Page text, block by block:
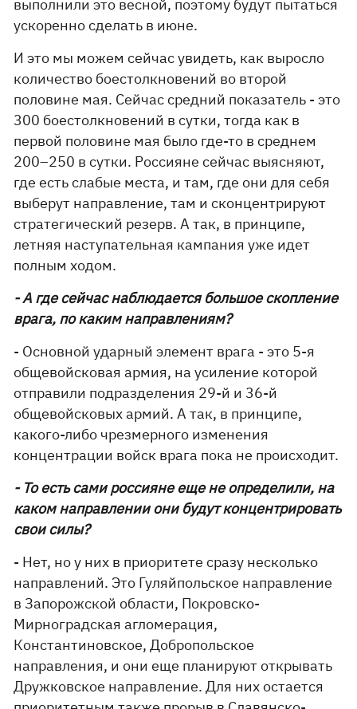
выполнили это весной, поэтому будут пытаться
ускоренно сделать в июне.
И это мы можем сейчас увидеть, как выросло
количество боестолкновений во второй
половине мая. Сейчас средний показатель - это
300 боестолкновений в сутки, тогда как в
первой половине мая было где-то в среднем
200–250 в сутки. Россияне сейчас выясняют,
где есть слабые места, и там, где они для себя
выберут направление, там и сконцентрируют
стратегический резерв. А так, в принципе,
летняя наступательная кампания уже идет
полным ходом.
- А где сейчас наблюдается большое скопление
врага, по каким направлениям?
- Основной ударный элемент врага - это 5-я
общевойсковая армия, на усиление которой
отправили подразделения 29-й и 36-й
общевойсковых армий. А так, в принципе,
какого-либо чрезмерного изменения
концентрации войск врага пока не происходит.
- То есть сами россияне еще не определили, на
каком направлении они будут концентрировать
свои силы?
- Нет, но у них в приоритете сразу несколько
направлений. Это Гуляйпольское направление
в Запорожской области, Покровско-
Мирноградская агломерация,
Константиновское, Добропольское
направления, и они еще планируют открывать
Дружковское направление. Для них остается